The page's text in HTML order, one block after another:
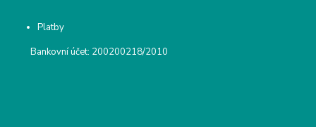
Platby
Bankovní účet: 200200218/2010